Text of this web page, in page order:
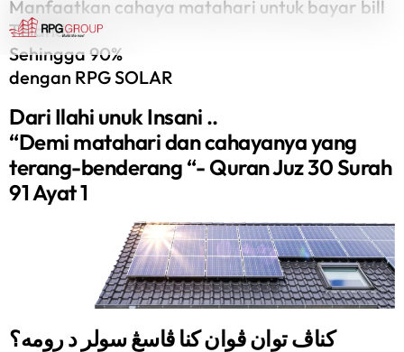
Manfaatkan cahaya matahari untuk bayar bill
TB anda
Sehingga 90%
dengan RPG SOLAR
Dari Ilahi unuk Insani ..
“Demi matahari dan cahayanya yang
terang-benderang “- Quran Juz 30 Surah
91 Ayat 1
کناڤ توان ڤوان کنا ڤاسڠ سولر د رومه؟